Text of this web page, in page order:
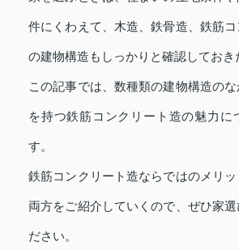
件にくわえて、木造、鉄骨造、鉄筋
の建物構造もしっかりと確認しておき
この記事では、数種類の建物構造の
を持つ鉄筋コンクリート造の魅力に
す。
鉄筋コンクリート造ならではのメリ
両方をご紹介していくので、ぜひ家選
ださい。